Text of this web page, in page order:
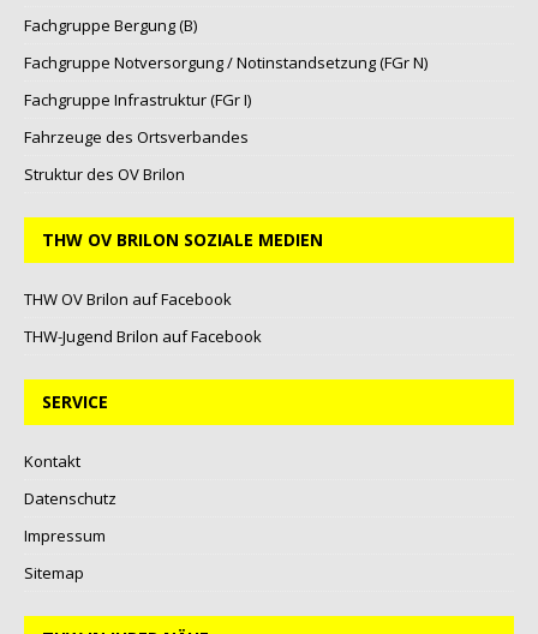
Fachgruppe Bergung (B)
Fachgruppe Notversorgung / Notinstandsetzung (FGr N)
Fachgruppe Infrastruktur (FGr I)
Fahrzeuge des Ortsverbandes
Struktur des OV Brilon
THW OV BRILON SOZIALE MEDIEN
THW OV Brilon auf Facebook
THW-Jugend Brilon auf Facebook
SERVICE
Kontakt
Datenschutz
Impressum
Sitemap